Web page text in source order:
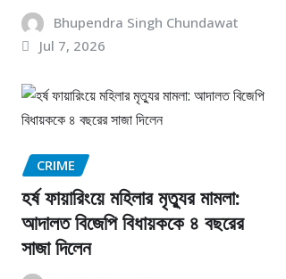
Bhupendra Singh Chundawat
Jul 7, 2026
CRIME
হর্ষ ফায়ারিংয়ে মহিলার মৃত্যুর মামলা:
আদালত বিজেপি বিধায়ককে ৪ বছরের
সাজা দিলেন